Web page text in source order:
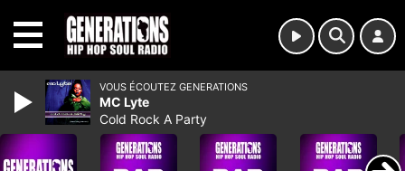
VOUS ÉCOUTEZ GENERATIONS
MC Lyte
Cold Rock A Party